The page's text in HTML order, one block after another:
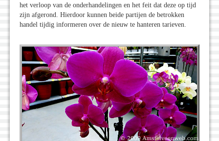
het verloop van de onderhandelingen en het feit dat deze op tijd
zijn afgerond. Hierdoor kunnen beide partijen de betrokken
handel tijdig informeren over de nieuw te hanteren tarieven.